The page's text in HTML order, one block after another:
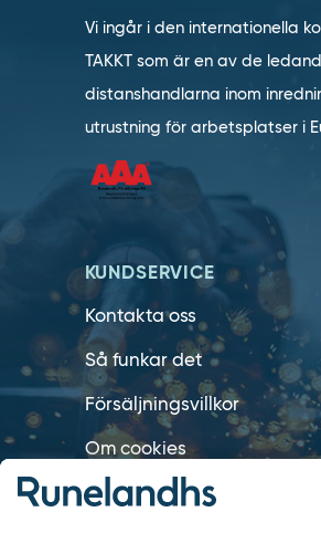
Vi ingår i den internationella
TAKKT som är en av de
distanshandlarna inom
utrustning för arbetsplatser i
KUNDSERVICE
Kontakta oss
Så funkar det
Försäljningsvillkor
Om cookies
Personuppgiftshantering